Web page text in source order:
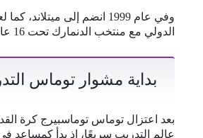
وفي عام 1999 انضم إلى
الدولي مع منتخب الدنمارك تحت 16 عامًا.
بداية مشوار توماس
عالم التدريب سريعًا، إذ بدأ كمساعد